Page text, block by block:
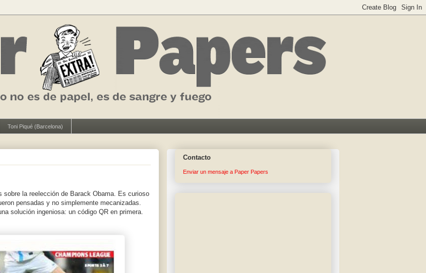
Toni Piqué (Barcelona)
sobre la reelección de Barack Obama. Es curioso
pensadas y no simplemente mecanizadas.
solución ingeniosa: un código QR en primera.
Contacto
Enviar un mensaje a Paper Papers